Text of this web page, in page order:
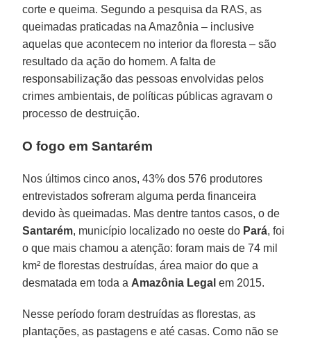
corte e queima. Segundo a pesquisa da RAS, as
queimadas praticadas na Amazônia – inclusive
aquelas que acontecem no interior da floresta – são
resultado da ação do homem. A falta de
responsabilização das pessoas envolvidas pelos
crimes ambientais, de políticas públicas agravam o
processo de destruição.
O fogo em Santarém
Nos últimos cinco anos, 43% dos 576 produtores
entrevistados sofreram alguma perda financeira
devido às queimadas. Mas dentre tantos casos, o de
Santarém, município localizado no oeste do Pará, foi
o que mais chamou a atenção: foram mais de 74 mil
km² de florestas destruídas, área maior do que a
desmatada em toda a Amazônia Legal em 2015.
Nesse período foram destruídas as florestas, as
plantações, as pastagens e até casas. Como não se